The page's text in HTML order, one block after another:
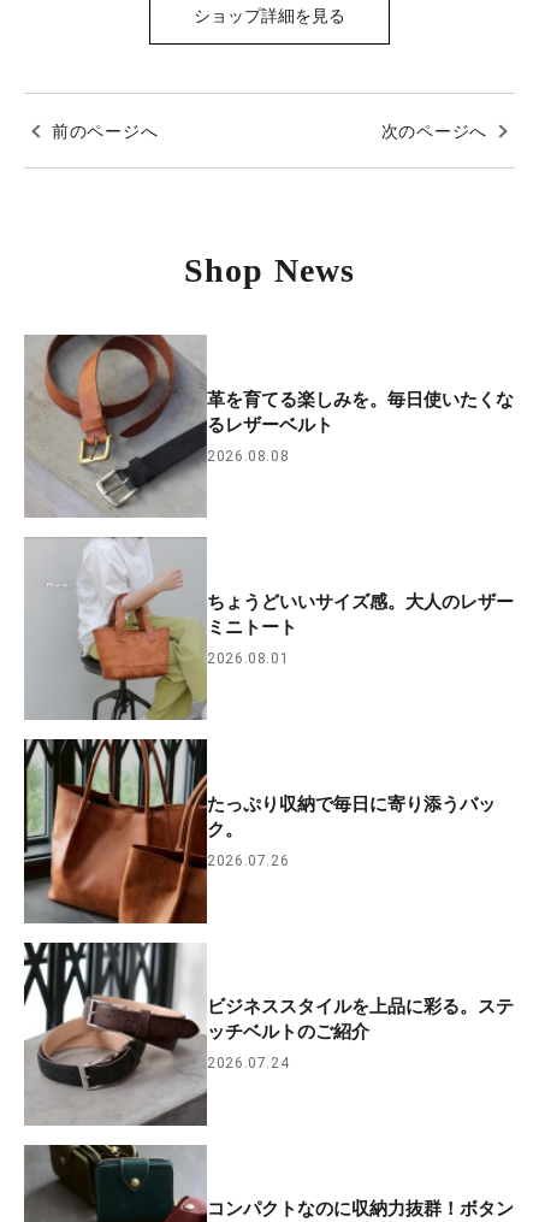
ショップ詳細を見る
前のページへ 次のページへ
Shop News
革を育てる楽しみを。毎日使いたくな
るレザーベルト
2026.08.08
ちょうどいいサイズ感。大人のレザー
ミニトート
2026.08.01
たっぷり収納で毎日に寄り添うバッ
ク。
2026.07.26
ビジネススタイルを上品に彩る。ステ
ッチベルトのご紹介
2026.07.24
コンパクトなのに収納力抜群！ボタン